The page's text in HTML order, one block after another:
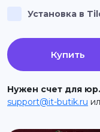
Инструкции
support@it-
Установка в
Купить
Нужен счет для
support@it-butik.ru